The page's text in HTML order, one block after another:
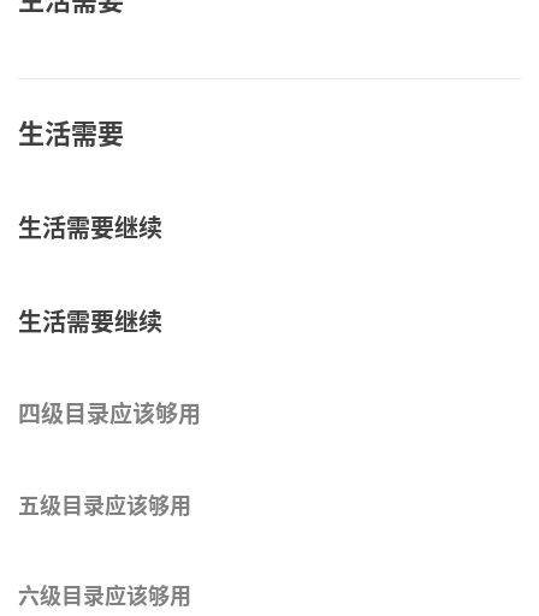
生活需要
生活需要继续
生活需要继续
四级目录应该够用
五级目录应该够用
六级目录应该够用